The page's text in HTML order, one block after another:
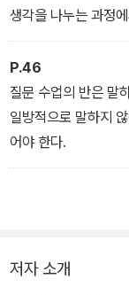
생각을 나누는 과정
P.46
질문 수업의 반은 말
일방적으로 말하지
어야 한다.
저자 소개